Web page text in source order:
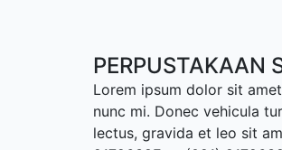
PERPUSTAKAAN
Lorem ipsum dolor sit
nunc mi. Donec vehicula
lectus, gravida et leo sit